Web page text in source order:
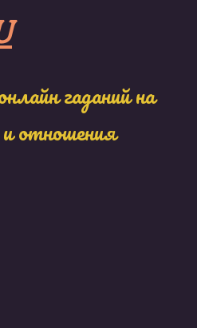
гаданий на
отношения